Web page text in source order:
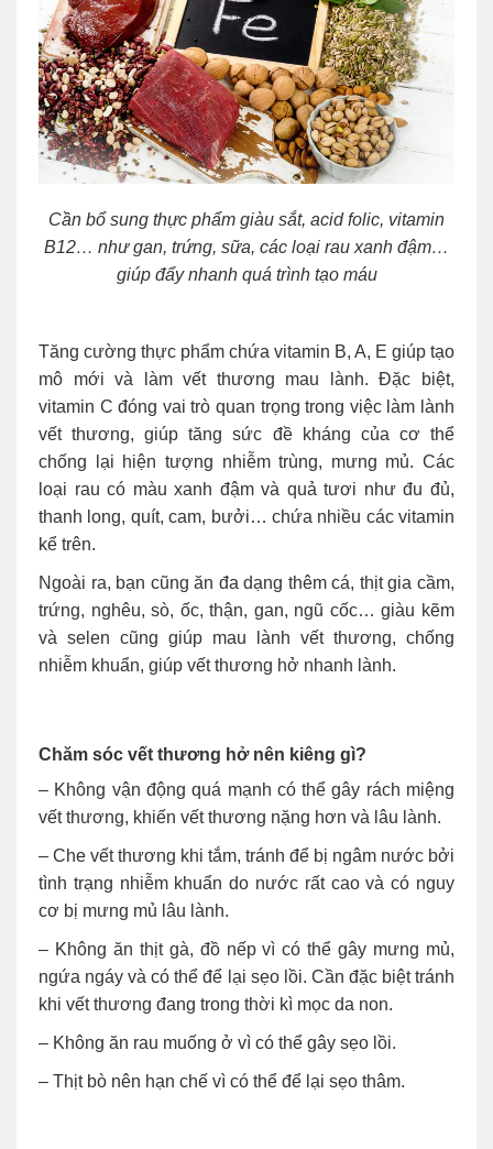
Cần bổ sung thực phẩm giàu sắt, acid folic, vitamin
B12… như gan, trứng, sữa, các loại rau xanh đậm…
giúp đẩy nhanh quá trình tạo máu
Tăng cường thực phẩm chứa vitamin B, A, E giúp tạo
mô mới và làm vết thương mau lành. Đặc biệt,
vitamin C đóng vai trò quan trọng trong việc làm lành
vết thương, giúp tăng sức đề kháng của cơ thể
chống lại hiện tượng nhiễm trùng, mưng mủ. Các
loại rau có màu xanh đậm và quả tươi như đu đủ,
thanh long, quít, cam, bưởi… chứa nhiều các vitamin
kể trên.
Ngoài ra, bạn cũng ăn đa dạng thêm cá, thịt gia cầm,
trứng, nghêu, sò, ốc, thận, gan, ngũ cốc… giàu kẽm
và selen cũng giúp mau lành vết thương, chống
nhiễm khuẩn, giúp vết thương hở nhanh lành.
Chăm sóc vết thương hở nên kiêng gì?
– Không vận động quá mạnh có thể gây rách miệng
vết thương, khiến vết thương nặng hơn và lâu lành.
– Che vết thương khi tắm, tránh để bị ngâm nước bởi
tình trạng nhiễm khuẩn do nước rất cao và có nguy
cơ bị mưng mủ lâu lành.
– Không ăn thịt gà, đồ nếp vì có thể gây mưng mủ,
ngứa ngáy và có thể để lại sẹo lồi. Cần đặc biệt tránh
khi vết thương đang trong thời kì mọc da non.
– Không ăn rau muống ở vì có thể gây sẹo lồi.
– Thịt bò nên hạn chế vì có thể để lại sẹo thâm.